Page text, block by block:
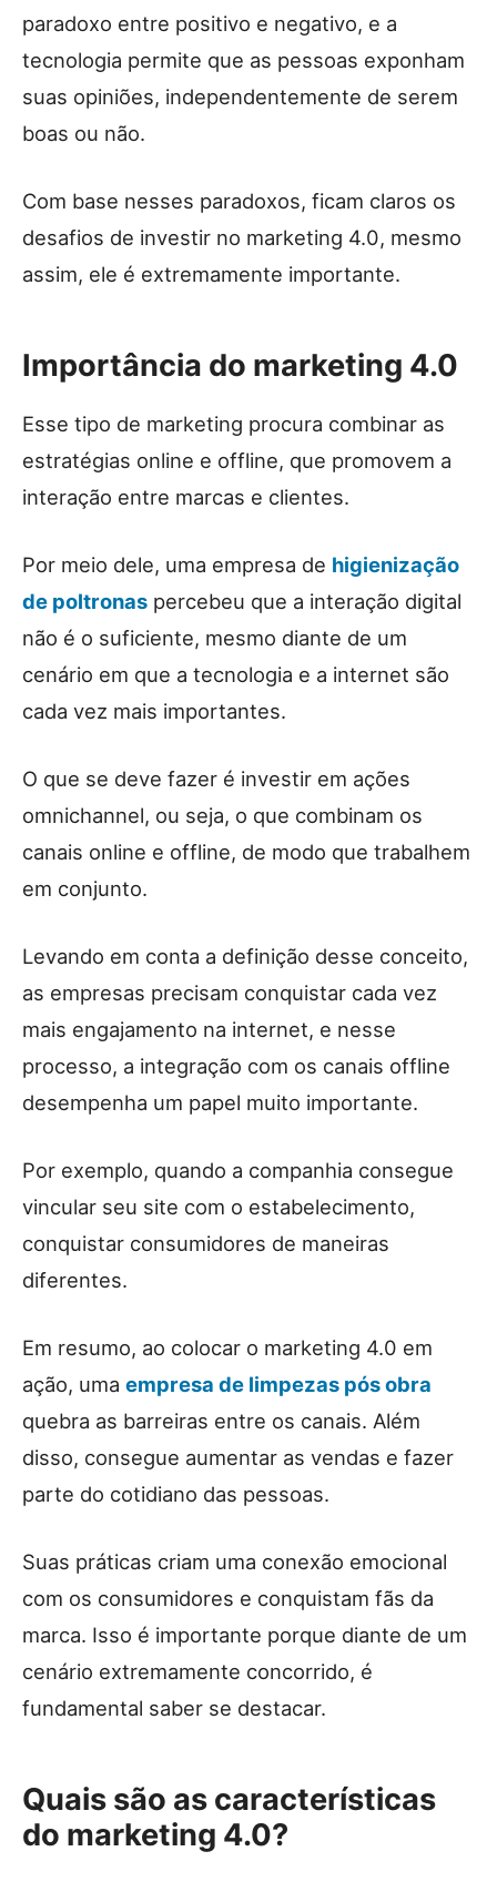
paradoxo entre positivo e negativo, e a
tecnologia permite que as pessoas exponham
suas opiniões, independentemente de serem
boas ou não.
Com base nesses paradoxos, ficam claros os
desafios de investir no marketing 4.0, mesmo
assim, ele é extremamente importante.
Importância do marketing 4.0
Esse tipo de marketing procura combinar as
estratégias online e offline, que promovem a
interação entre marcas e clientes.
Por meio dele, uma empresa de higienização
de poltronas percebeu que a interação digital
não é o suficiente, mesmo diante de um
cenário em que a tecnologia e a internet são
cada vez mais importantes.
O que se deve fazer é investir em ações
omnichannel, ou seja, o que combinam os
canais online e offline, de modo que trabalhem
em conjunto.
Levando em conta a definição desse conceito,
as empresas precisam conquistar cada vez
mais engajamento na internet, e nesse
processo, a integração com os canais offline
desempenha um papel muito importante.
Por exemplo, quando a companhia consegue
vincular seu site com o estabelecimento,
conquistar consumidores de maneiras
diferentes.
Em resumo, ao colocar o marketing 4.0 em
ação, uma empresa de limpezas pós obra
quebra as barreiras entre os canais. Além
disso, consegue aumentar as vendas e fazer
parte do cotidiano das pessoas.
Suas práticas criam uma conexão emocional
com os consumidores e conquistam fãs da
marca. Isso é importante porque diante de um
cenário extremamente concorrido, é
fundamental saber se destacar.
Quais são as características
do marketing 4.0?